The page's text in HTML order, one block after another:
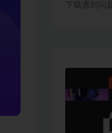
下载遇到问